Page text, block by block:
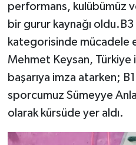
performans, kulübümüz
bir gurur kaynağı oldu.B3
kategorisinde mücadele
Mehmet Keysan, Türkiye
başarıya imza atarken;
sporcumuz Sümeyye
olarak kürsüde yer aldı.